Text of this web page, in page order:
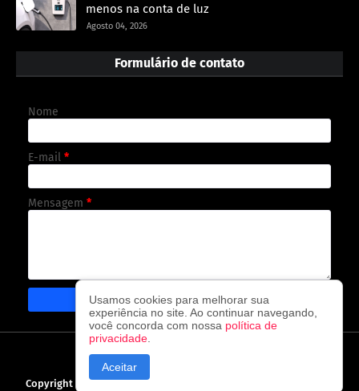
menos na conta de luz
Agosto 04, 2026
Formulário de contato
Nome
E-mail *
Mensagem *
CAPA CONTATO
Copyright © 2026O observador - A cada visita uma nova notícia!
Usamos cookies para melhorar sua
experiência no site. Ao continuar navegando,
você concorda com nossa política de
privacidade
Aceitar